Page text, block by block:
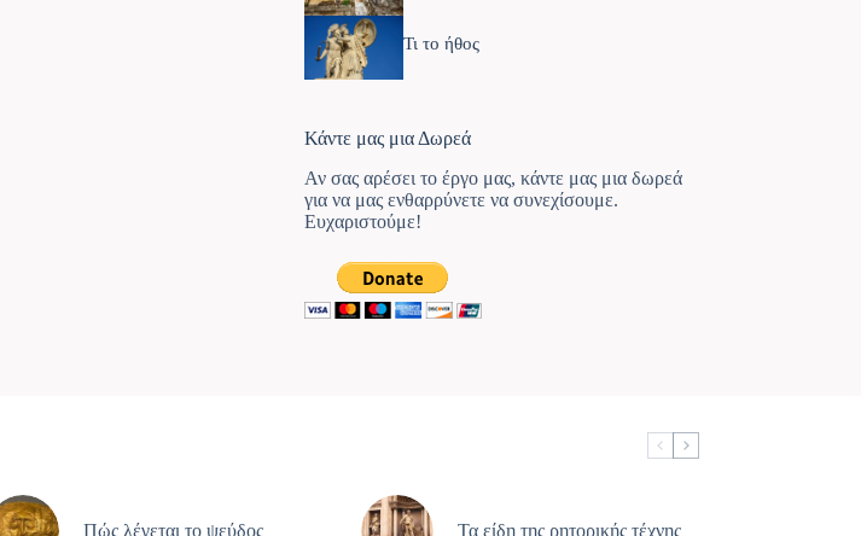
Τι το ήθος
Κάντε μας μια Δωρεά
Αν σας αρέσει το έργο μας, κάντε μας μια δωρεά
για να μας ενθαρρύνετε να συνεχίσουμε.
Ευχαριστούμε!
Πώς λέγεται το ψεύδος Τα είδη της ρητορικής τέχνης